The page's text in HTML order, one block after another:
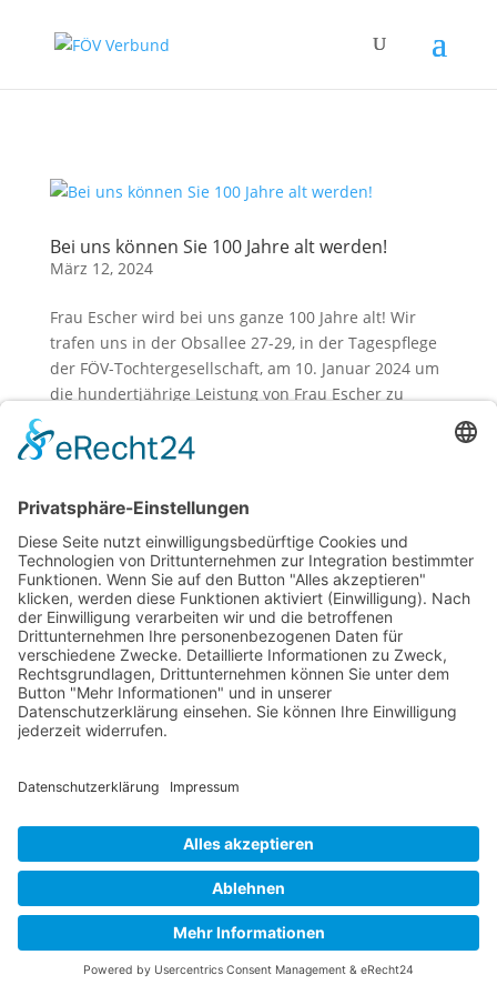
Bei uns können Sie 100 Jahre alt werden!
März 12, 2024
Frau Escher wird bei uns ganze 100 Jahre alt! Wir
trafen uns in der Obsallee 27-29, in der Tagespflege
der FÖV-Tochtergesellschaft, am 10. Januar 2024 um
die hundertjährige Leistung von Frau Escher zu
fühle mich...
Buy now